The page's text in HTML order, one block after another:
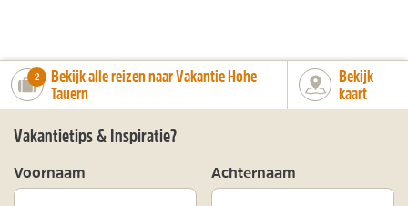
number_of_trips:
2
Bekijk alle reizen naar Vakantie Hohe
Tauern
Bekijk
kaart
Vakantietips & Inspiratie?
Voornaam Achternaam